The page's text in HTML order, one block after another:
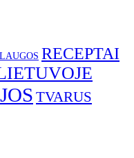
RECEPTAI
TVARUS